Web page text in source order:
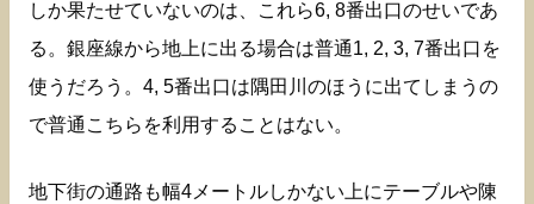
しか果たせていないのは、これら6, 8番出口のせいであ
る。銀座線から地上に出る場合は普通1, 2, 3, 7番出口を
使うだろう。4, 5番出口は隅田川のほうに出てしまうの
で普通こちらを利用することはない。
地下街の通路も幅4メートルしかない上にテーブルや陳